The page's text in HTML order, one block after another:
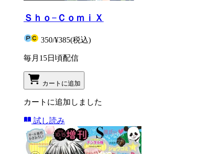
Ｓｈｏ−ＣｏｍｉＸ
350/¥385(税込)
毎月15日頃配信
カートに追加
カートに追加しました
試し読み